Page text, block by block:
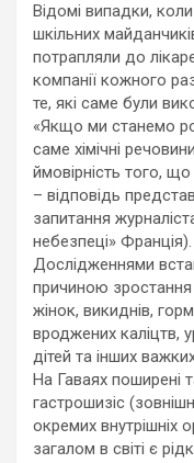
Відомі випадки,
шкільних
потрапляли до
компанії кожного
те, які саме були
«Якщо ми станемо
саме хімічні
ймовірність того,
– відповідь
запитання
небезпеці» Франція).
Дослідженнями
причиною зростання
жінок, викиднів,
вроджених каліцтв,
дітей та інших
На Гаваях поширені
гастрошизіс
окремих внутрішніх
загалом в світі є